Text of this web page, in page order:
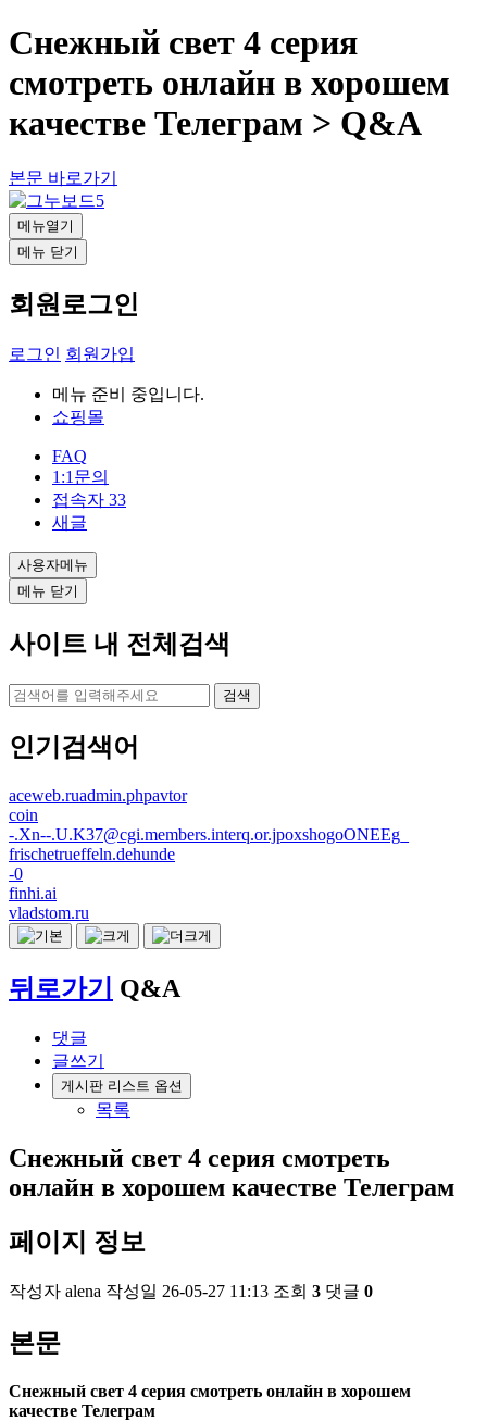
Снежный свет 4 серия
смотреть онлайн в хорошем
качестве Телеграм > Q&A
본문 바로가기
메뉴열기
메뉴 닫기
회원로그인
로그인 회원가입
메뉴 준비 중입니다.
쇼핑몰
FAQ
1:1문의
접속자 33
새글
사용자메뉴
메뉴 닫기
사이트 내 전체검색
검색
인기검색어
aceweb.ruadmin.phpavtor
coin
-.Xn--.U.K37@cgi.members.interq.or.jpoxshogoONEEg_
frischetrueffeln.dehunde
-0
finhi.ai
vladstom.ru
뒤로가기 Q&A
댓글
글쓰기
게시판 리스트 옵션
목록
Снежный свет 4 серия смотреть
онлайн в хорошем качестве Телеграм
페이지 정보
작성자 alena 작성일 26-05-27 11:13 조회 3 댓글 0
본문
Снежный свет 4 серия смотреть онлайн в хорошем
качестве Телеграм